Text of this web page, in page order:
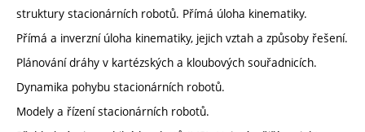
struktury stacionárních robotů. Přímá úloha kinematiky.
Přímá a inverzní úloha kinematiky, jejich vztah a způsoby řešení.
Plánování dráhy v kartézských a kloubových souřadnicích.
Dynamika pohybu stacionárních robotů.
Modely a řízení stacionárních robotů.